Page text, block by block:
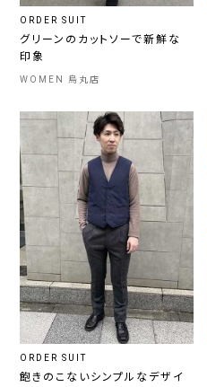
ORDER SUIT
グリーンのカットソーで新鮮な
印象
WOMEN 烏丸店
ORDER SUIT
飽きのこないシンプルなデザイ